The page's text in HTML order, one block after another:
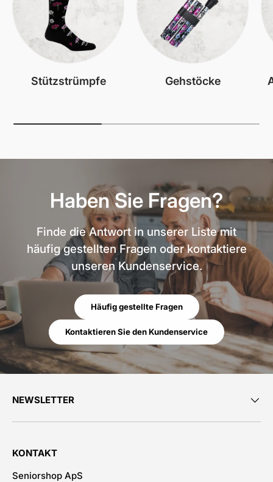
Stützstrümpfe Gehstöcke
Haben Sie Fragen?
Finde die Antwort in unserer Liste mit
häufig gestellten Fragen oder kontaktiere
unseren Kundenservice.
Häufig gestellte Fragen
Kontaktieren Sie den Kundenservice
NEWSLETTER
KONTAKT
Seniorshop ApS